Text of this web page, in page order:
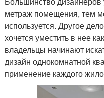
метраж помещения, тем
используется. Другое
хочется уместить в нее
владельцы начинают
дизайн однокомнатной
применение каждого